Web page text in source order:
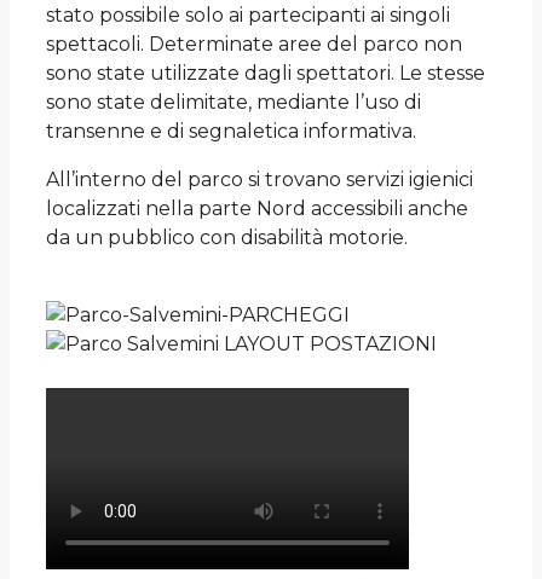
stato possibile solo ai partecipanti ai singoli
spettacoli. Determinate aree del parco non
sono state utilizzate dagli spettatori. Le stesse
sono state delimitate, mediante l’uso di
transenne e di segnaletica informativa.
All’interno del parco si trovano servizi igienici
localizzati nella parte Nord accessibili anche
da un pubblico con disabilità motorie.